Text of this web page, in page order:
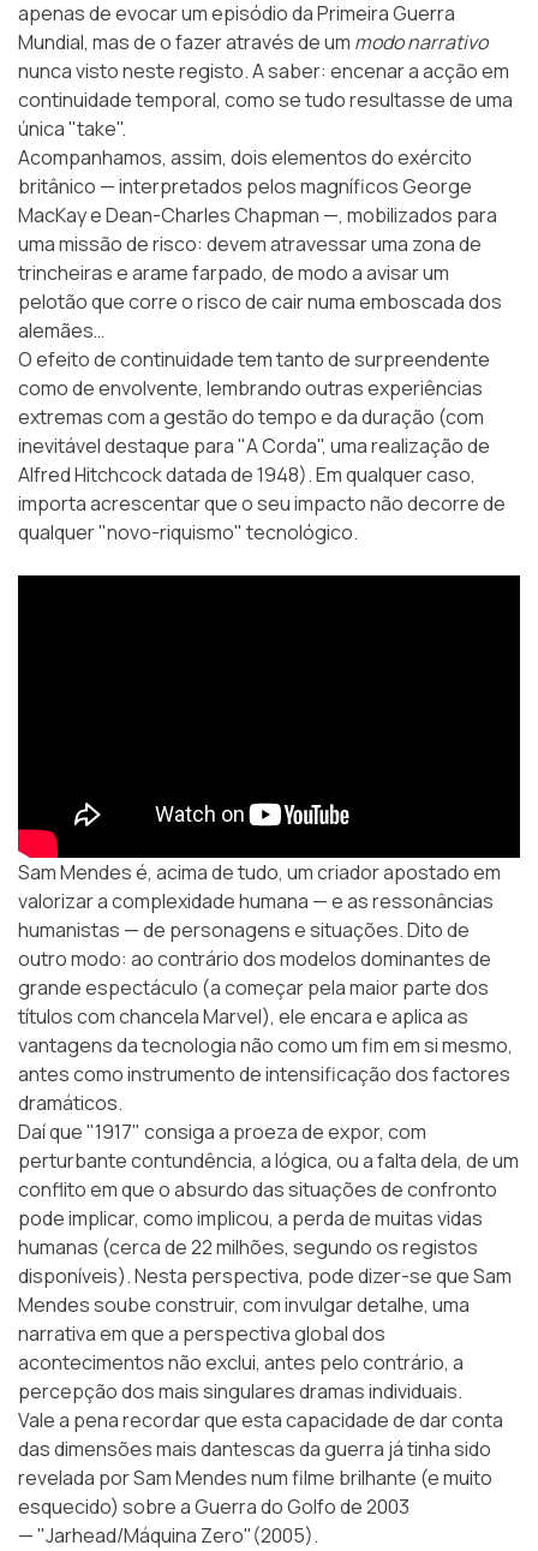
apenas de evocar um episódio da Primeira Guerra
Mundial, mas de o fazer através de um modo narrativo
nunca visto neste registo. A saber: encenar a acção em
continuidade temporal, como se tudo resultasse de uma
única "take".
Acompanhamos, assim, dois elementos do exército
britânico — interpretados pelos magníficos George
MacKay e Dean-Charles Chapman —, mobilizados para
uma missão de risco: devem atravessar uma zona de
trincheiras e arame farpado, de modo a avisar um
pelotão que corre o risco de cair numa emboscada dos
alemães…
O efeito de continuidade tem tanto de surpreendente
como de envolvente, lembrando outras experiências
extremas com a gestão do tempo e da duração (com
inevitável destaque para"A Corda", uma realização de
Alfred Hitchcock datada de 1948). Em qualquer caso,
importa acrescentar que o seu impacto não decorre de
qualquer "novo-riquismo" tecnológico.
Sam Mendes é, acima de tudo, um criador apostado em
valorizar a complexidade humana — e as ressonâncias
humanistas — de personagens e situações. Dito de
outro modo: ao contrário dos modelos dominantes de
grande espectáculo (a começar pela maior parte dos
títulos com chancela Marvel), ele encara e aplica as
vantagens da tecnologia não como um fim em si mesmo,
antes como instrumento de intensificação dos factores
dramáticos.
Daí que "1917" consiga a proeza de expor, com
perturbante contundência, a lógica, ou a falta dela, de um
conflito em que o absurdo das situações de confronto
pode implicar, como implicou, a perda de muitas vidas
humanas (cerca de 22 milhões, segundo os registos
disponíveis). Nesta perspectiva, pode dizer-se que Sam
Mendes soube construir, com invulgar detalhe, uma
narrativa em que a perspectiva global dos
acontecimentos não exclui, antes pelo contrário, a
percepção dos mais singulares dramas individuais.
Vale a pena recordar que esta capacidade de dar conta
das dimensões mais dantescas da guerra já tinha sido
revelada por Sam Mendes num filme brilhante (e muito
esquecido) sobre a Guerra do Golfo de 2003
—"Jarhead/Máquina Zero"(2005).